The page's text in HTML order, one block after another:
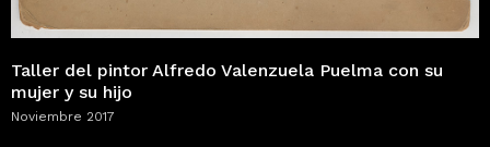
Taller del pintor Alfredo Valenzuela Puelma con su
mujer y su hijo
Noviembre 2017